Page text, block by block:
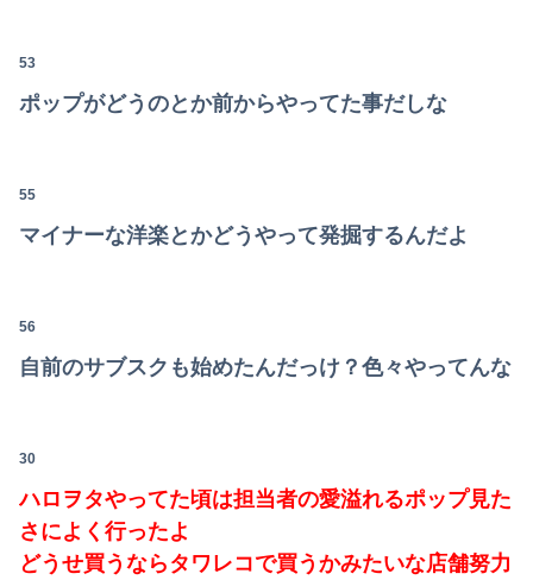
53
ポップがどうのとか前からやってた事だしな
55
マイナーな洋楽とかどうやって発掘するんだよ
56
自前のサブスクも始めたんだっけ？色々やってんな
30
ハロヲタやってた頃は担当者の愛溢れるポップ見た
さによく行ったよ
どうせ買うならタワレコで買うかみたいな店舗努力